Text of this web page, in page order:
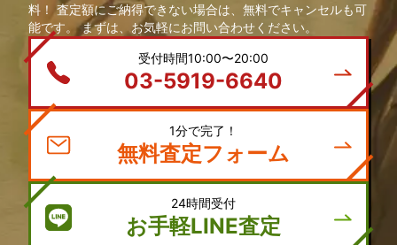
料！ 査定額にご納得できない場合は、無料でキャンセルも可
能です。 まずは、お気軽にお問い合わせください。
受付時間10:00〜20:00
03-5919-6640
1分で完了！
無料査定フォーム
24時間受付
お手軽LINE査定